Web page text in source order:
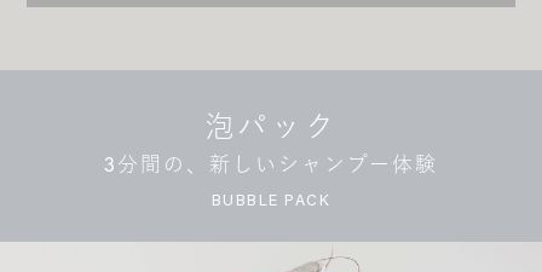
泡パック
3分間の、新しいシャンプー体験
BUBBLE PACK